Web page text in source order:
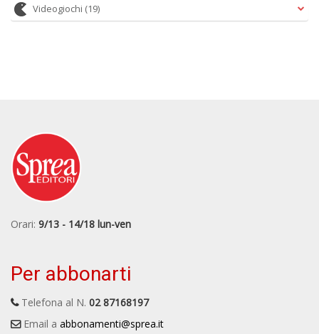
Videogiochi (19)
Orari: 9/13 - 14/18 lun-ven
Per abbonarti
Telefona al N. 02 87168197
Email a abbonamenti@sprea.it